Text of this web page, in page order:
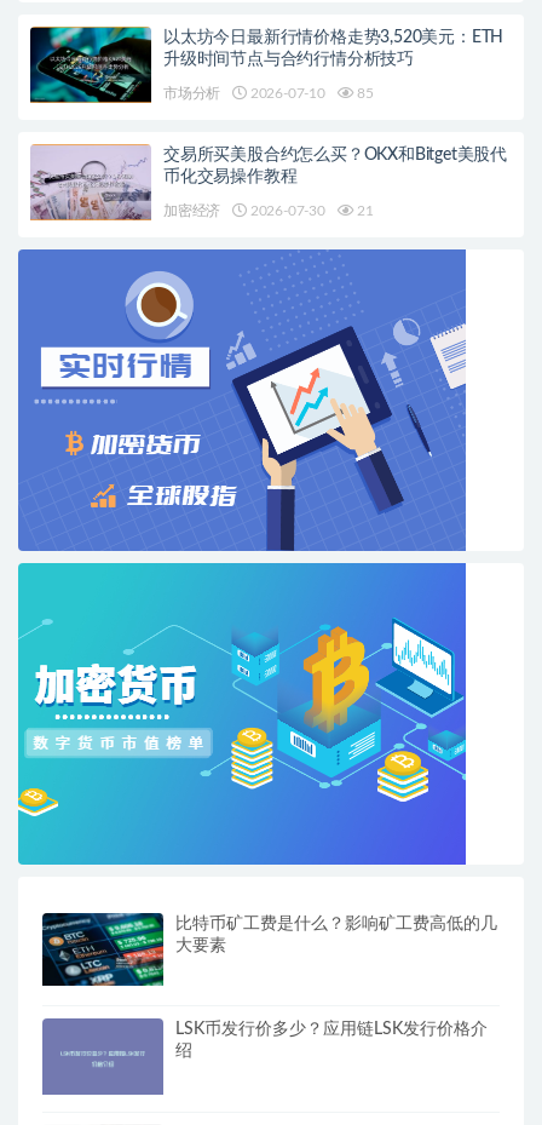
以太坊今日最新行情价格走势3,520美元：ETH
升级时间节点与合约行情分析技巧
市场分析 2026-07-10 85
交易所买美股合约怎么买？OKX和Bitget美股代
币化交易操作教程
加密经济 2026-07-30 21
比特币矿工费是什么？影响矿工费高低的几
大要素
LSK币发行价多少？应用链LSK发行价格介
绍